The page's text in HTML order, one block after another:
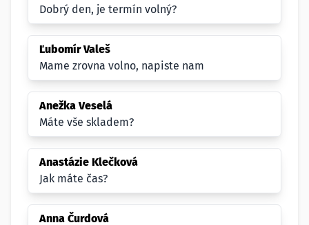
Dobrý den, je termín volný?
Ľubomír Valeš
Mame zrovna volno, napiste nam
Anežka Veselá
Máte vše skladem?
Anastázie Klečková
Jak máte čas?
Anna Čurdová